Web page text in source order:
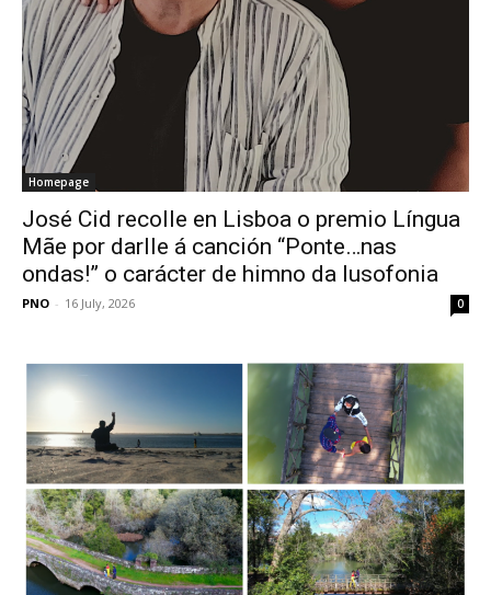
Homepage
José Cid recolle en Lisboa o premio Língua
Mãe por darlle á canción “Ponte…nas
ondas!” o carácter de himno da lusofonia
PNO - 16 July, 2026 0